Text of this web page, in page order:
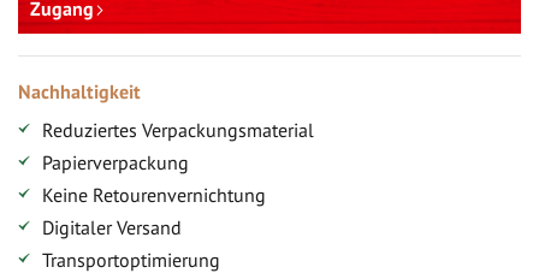
Zugang
Nachhaltigkeit
Reduziertes Verpackungsmaterial
Papierverpackung
Keine Retourenvernichtung
Digitaler Versand
Transportoptimierung